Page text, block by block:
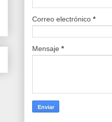
Correo electrónico *
Mensaje *